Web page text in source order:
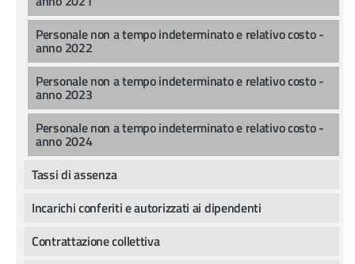
Personale non a tempo indeterminato e relativo costo -
anno 2022
Personale non a tempo indeterminato e relativo costo -
anno 2023
Personale non a tempo indeterminato e relativo costo -
anno 2024
Tassi di assenza
Incarichi conferiti e autorizzati ai dipendenti
Contrattazione collettiva